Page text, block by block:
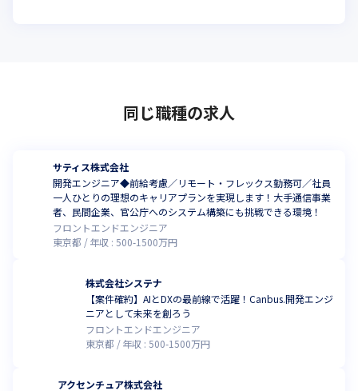
同じ職種の求人
サティス株式会社
開発エンジニア◆前給考慮／リモート・フレックス勤務可／社員
一人ひとりの理想のキャリアプランを実現します！大手通信事業
者、民間企業、官公庁へのシステム構築にも挑戦できる環境！
フロントエンドエンジニア
東京都
年収 :500-1500万円
株式会社システナ
【案件確約】AIとDXの最前線で活躍！Canbus.開発エンジ
ニアとして未来を創ろう
フロントエンドエンジニア
東京都
年収 :500-1500万円
アクセンチュア株式会社